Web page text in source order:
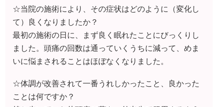
ことは何ですか？
持ち歩いていた片頭痛の薬を、外出先で服用するよう
なこともありましたが、薬をのむ回数がぐっと減り、
持っていなければ不安というような感じがなくなった
ことです。
☆これから施術される方にアドバイスを含むメッセー
ジをお願いします。